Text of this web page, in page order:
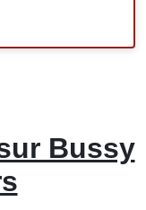
Bussy